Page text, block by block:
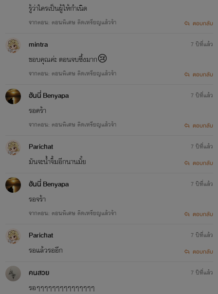
รู้​ว่า​ใคร​เป็น​ผู้​ให้​กำเนิด​
จากตอน: ตอนพิเศษ ติดเหรียญแล้วจ้า ตอบกลับ
mintra
ขอบคุณค่ะ ตอนจบซึ้งมาก😢
จากตอน: ตอนพิเศษ ติดเหรียญแล้วจ้า
7 ปีที่แล้ว
ตอบกลับ
ฮันนี่ Benyapa
รอคร้า
จากตอน: ตอนพิเศษ ติดเหรียญแล้วจ้า
7 ปีที่แล้ว
ตอบกลับ
Parichat
มันจะน้ำจิ้มอีกนานมั้ย
7 ปีที่แล้ว
ตอบกลับ
ฮันนี่ Benyapa
รอจร้า
จากตอน: ตอนพิเศษ ติดเหรียญแล้วจ้า
7 ปีที่แล้ว
ตอบกลับ
Parichat
รอแล้วรออีก
7 ปีที่แล้ว
ตอบกลับ
คนสวย
รอๆๆๆๆๆๆๆๆๆๆๆๆๆๆๆ
7 ปีที่แล้ว